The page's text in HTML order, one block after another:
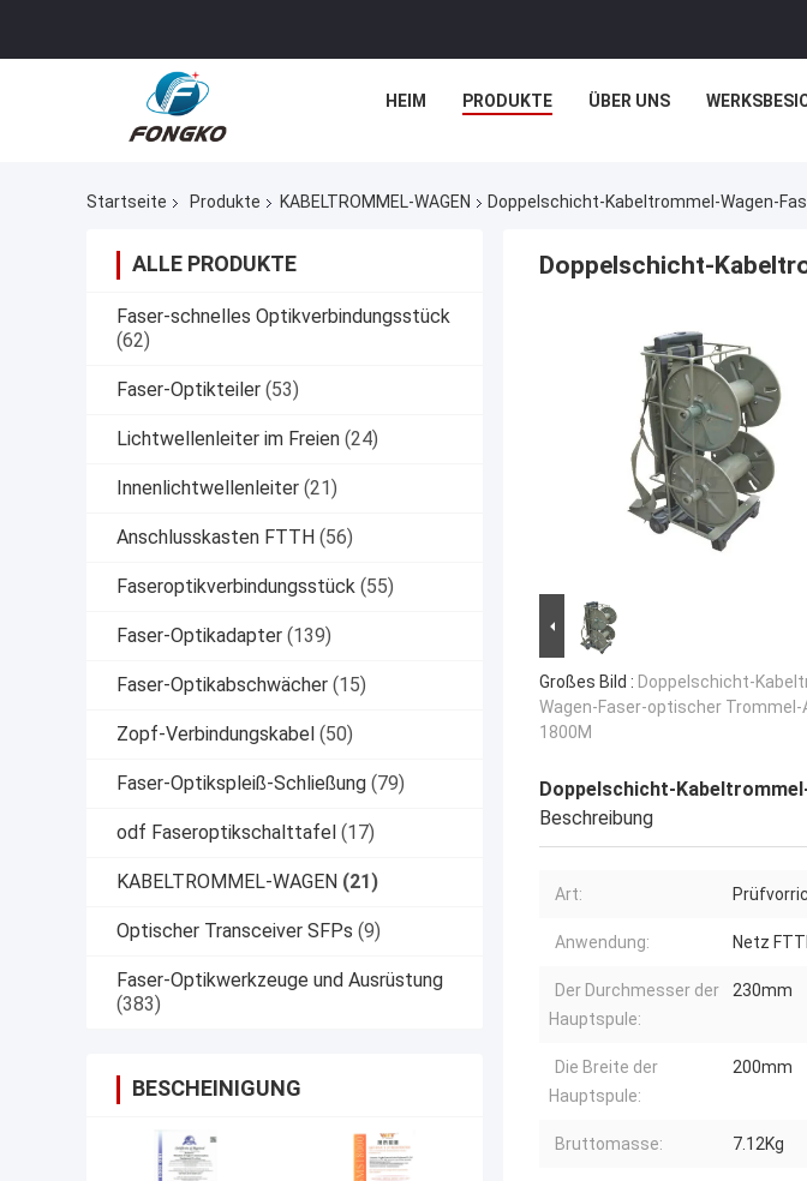
HEIM PRODUKTE ÜBER UNS
Startseite Produkte KABELTROMMEL-WAGEN Doppelschicht-Kabeltrommel-Wagen-
ALLE PRODUKTE
Faser-schnelles Optikverbindungsstück
(62)
Faser-Optikteiler (53)
Lichtwellenleiter im Freien (24)
Innenlichtwellenleiter (21)
Anschlusskasten FTTH (56)
Faseroptikverbindungsstück (55)
Faser-Optikadapter (139)
Faser-Optikabschwächer (15)
Zopf-Verbindungskabel (50)
Faser-Optikspleiß-Schließung (79)
odf Faseroptikschalttafel (17)
KABELTROMMEL-WAGEN (21)
Optischer Transceiver SFPs (9)
Faser-Optikwerkzeuge und Ausrüstung
(383)
BESCHEINIGUNG
Doppelschicht-
Großes Bild : Doppelschicht-
Wagen-Faser-optischer Trommel-
1800M
Doppelschicht-
Beschreibung
Art:
Anwendung: Netz
Der Durchmesser der
Hauptspule:
230mm
Die Breite der
Hauptspule:
200mm
Bruttomasse: 7.12Kg